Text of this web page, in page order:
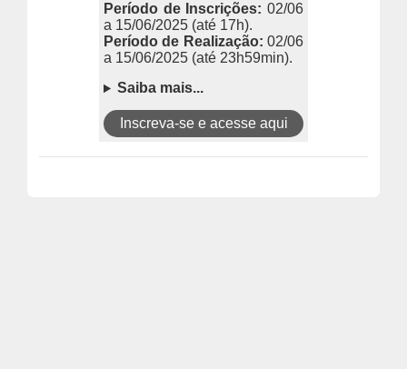
Período de Inscrições: 02/06
a 15/06/2025 (até 17h).
Período de Realização: 02/06
a 15/06/2025 (até 23h59min).
Saiba mais...
Inscreva-se e acesse aqui